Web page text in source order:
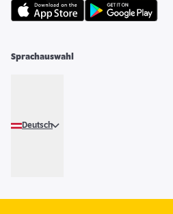
Sprachauswahl
Deutsch